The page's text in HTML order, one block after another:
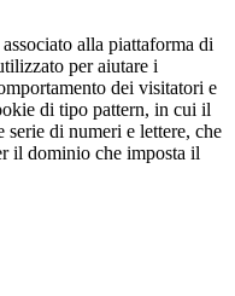
alla piattaforma di
per aiutare i
dei visitatori e
di tipo pattern, in cui il
serie di numeri e lettere, che
il dominio che imposta il